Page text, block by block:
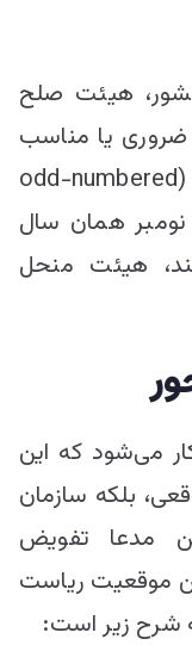
هیئت صلح
یا مناسب
بداند، یا در پایان هر سال فرد (odd-numbered
year)؛ اما اگر رئیس هیئت تا ۲۱ نومبر همان سال
هیئت منحل
می‌شود که این
بلکه سازمان
مدعا تفویض
موقعیت ریاست
شرح زیر است: